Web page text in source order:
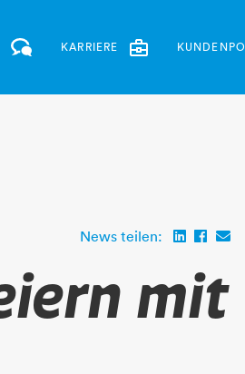
KARRIERE
News teilen:
mit